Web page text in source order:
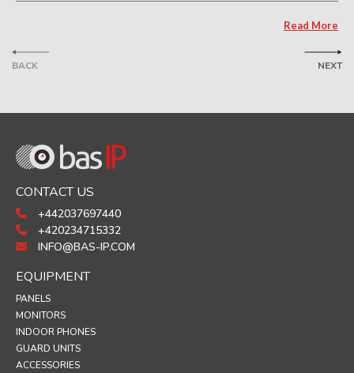
BACK
Read More
NEXT
CONTACT US
+442037697440
+420234715332
INFO@BAS-IP.COM
EQUIPMENT
PANELS
MONITORS
INDOOR PHONES
GUARD UNITS
ACCESSORIES